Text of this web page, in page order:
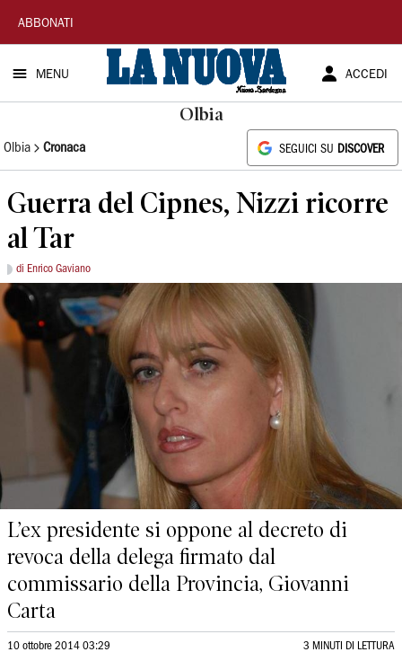
La
Nuova
Sardegna
ABBONATI
MENU ACCEDI
Olbia
Olbia Cronaca SEGUICI SU DISCOVER
Guerra del Cipnes, Nizzi ricorre
al Tar
di Enrico Gaviano
L’ex presidente si oppone al decreto di
revoca della delega firmato dal
commissario della Provincia, Giovanni
Carta
10 ottobre 2014 03:29 3 MINUTI DI LETTURA